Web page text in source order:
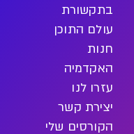
בתקשורת
עולם התוכן
חנות
האקדמיה
עזרו לנו
יצירת קשר
הקורסים שלי